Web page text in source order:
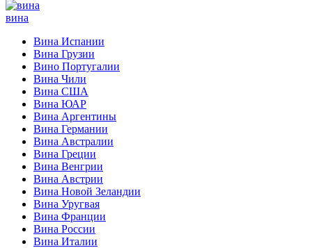
вина
Вина Испании
Вина Грузии
Вино Португалии
Вина Чили
Вина США
Вина ЮАР
Вина Аргентины
Вина Германии
Вина Австралии
Вина Греции
Вина Венгрии
Вина Австрии
Вина Новой Зеландии
Вина Уругвая
Вина Франции
Вина России
Вина Италии